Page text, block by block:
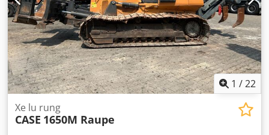
1 /22
Xe lu rung
CASE 1650M Raupe